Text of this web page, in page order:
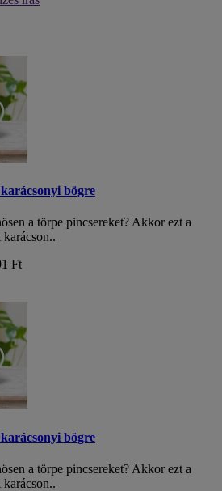
bögre
a törpe pincsereket? Akkor ezt a
Ft
bögre
a törpe pincsereket? Akkor ezt a